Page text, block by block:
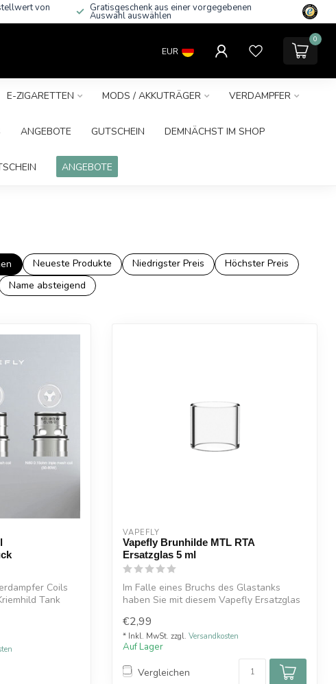
von Gratisgeschenk aus einer vorgegebenen
Auswahl auswählen
EUR
0
E-ZIGARETTEN MODS / AKKUTRÄGER VERDAMPFER
ANGEBOTE GUTSCHEIN DEMNÄCHST IM SHOP
ANGEBOTE
Neueste Produkte Niedrigster Preis
Höchster Preis
Name absteigend
Coils
Tank
VAPEFLY
Vapefly Brunhilde MTL RTA
Ersatzglas 5 ml
Im Falle eines Bruchs des Glastanks
haben Sie mit diesem Vapefly Ersatzglas
€2,99
* Inkl. MwSt. zzgl. Versandkosten
Auf Lager
Vergleichen